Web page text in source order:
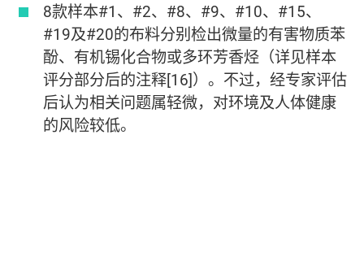
8款样本#1、#2、#8、#9、#10、#15、
#19及#20的布料分别检出微量的有害物质苯
酚、有机锡化合物或多环芳香烃（详见样本
评分部分后的注释[16]）。不过，经专家评估
后认为相关问题属轻微，对环境及人体健康
的风险较低。